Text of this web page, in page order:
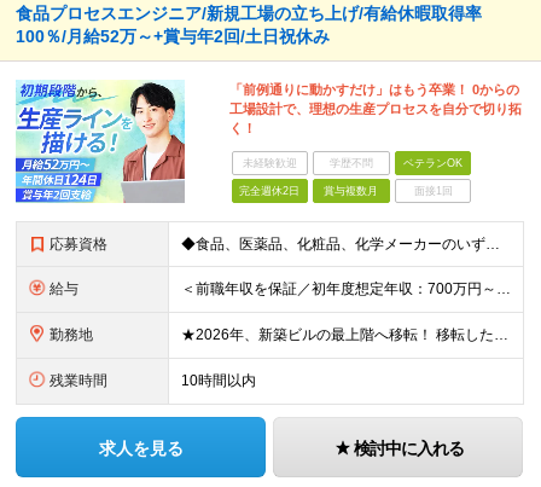
食品プロセスエンジニア/新規工場の立ち上げ/有給休暇取得率
100％/月給52万～+賞与年2回/土日祝休み
「前例通りに動かすだけ」はもう卒業！ 0からの
工場設計で、理想の生産プロセスを自分で切り拓
く！
未経験歓迎 学歴不問 ベテランOK
完全週休2日 賞与複数月 面接1回
応募資格 ◆食品、医薬品、化粧品、化学メーカーのいずれかで、生産技術、プロセス開発の経験(3年以上) ◆高専卒・理系大卒以上 ■□こんな方を歓迎します■□ ・これまでの経験を存分に活かし、裁量大きく働きたい
給与 ＜前職年収を保証／初年度想定年収：700万円～1,600万円＞ ■月給52万円～＋残業代全額支給＋賞与年2回 ※試用期間2ヶ月あり（期間中は月給45万円～、その他の待遇に差異なし） ＼安心のキャリア
勤務地 ★2026年、新築ビルの最上階へ移転！ 移転したばかりのキレイなオフィスでの勤務です 神奈川県横浜市中区港町1丁目1-1 BASEGATE横浜関内タワー33階 ※原則出社となります。 ※本社所在地：
残業時間 10時間以内
求人を見る 検討中に入れる